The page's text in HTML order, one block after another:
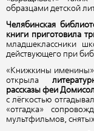
образцами детской
Челябинская
книги приготовила
младшеклассники
действующего при
«Книжкины именины»
открыла
рассказы феи
с лёгкостью
«отгадка»
мультфильмов,